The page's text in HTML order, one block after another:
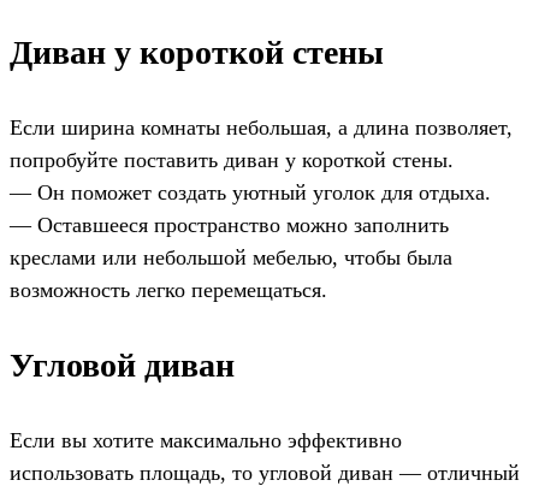
Диван у короткой стены
Если ширина комнаты небольшая, а длина позволяет,
попробуйте поставить диван у короткой стены.
— Он поможет создать уютный уголок для отдыха.
— Оставшееся пространство можно заполнить
креслами или небольшой мебелью, чтобы была
возможность легко перемещаться.
Угловой диван
Если вы хотите максимально эффективно
использовать площадь, то угловой диван — отличный